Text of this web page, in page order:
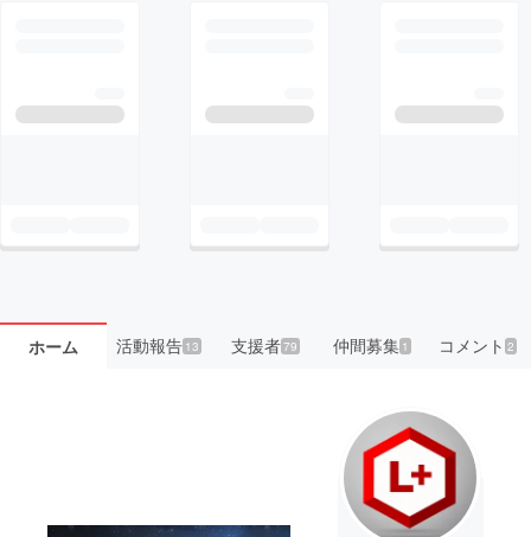
ホーム 活動報告13 支援者79 仲間募集 1 コメント 2